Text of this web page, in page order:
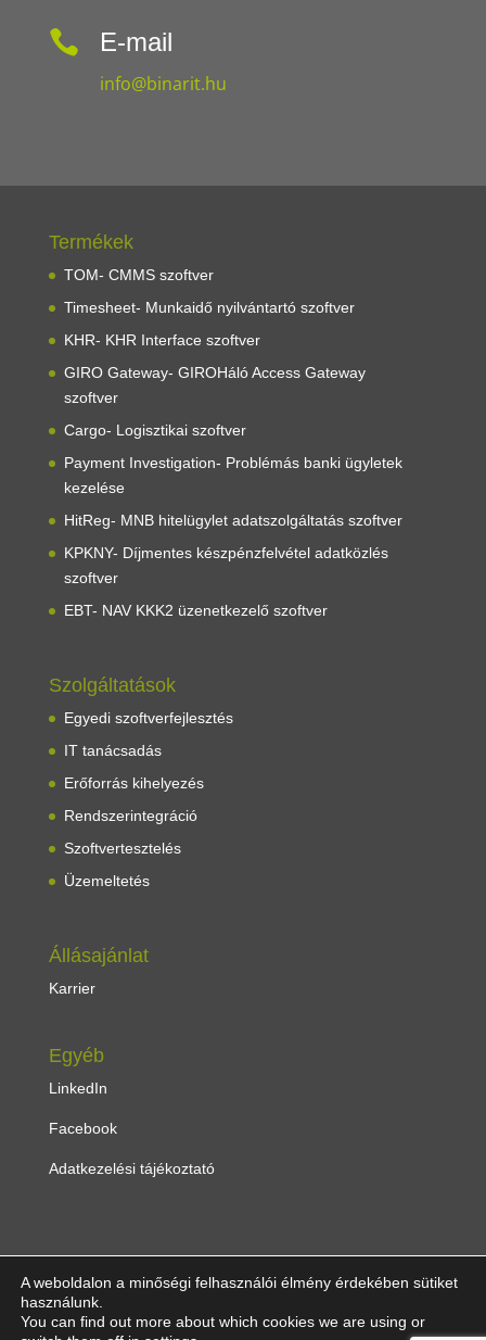
 E-mail
info@binarit.hu
Termékek
TOM- CMMS szoftver
Timesheet- Munkaidő nyilvántartó szoftver
KHR- KHR Interface szoftver
GIRO Gateway- GIROHáló Access Gateway
szoftver
Cargo- Logisztikai szoftver
Payment Investigation- Problémás banki ügyletek
kezelése
HitReg- MNB hitelügylet adatszolgáltatás szoftver
KPKNY- Díjmentes készpénzfelvétel adatközlés
szoftver
EBT- NAV KKK2 üzenetkezelő szoftver
Szolgáltatások
Egyedi szoftverfejlesztés
IT tanácsadás
Erőforrás kihelyezés
Rendszerintegráció
Szoftvertesztelés
Üzemeltetés
Állásajánlat
Karrier
Egyéb
LinkedIn
Facebook
Adatkezelési tájékoztató
A weboldalon a minőségi felhasználói élmény érdekében sütiket
használunk.
You can find out more about which cookies we are using or